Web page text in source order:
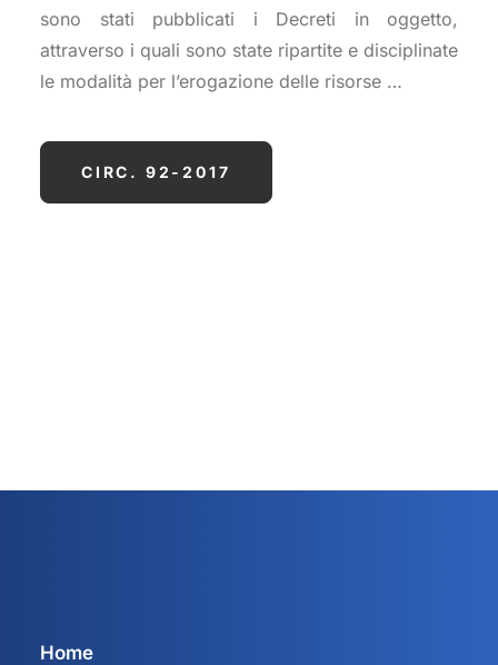
sono stati pubblicati i Decreti in oggetto,
attraverso i quali sono state ripartite e disciplinate
le modalità per l’erogazione delle risorse …
CIRC. 92-2017
Home